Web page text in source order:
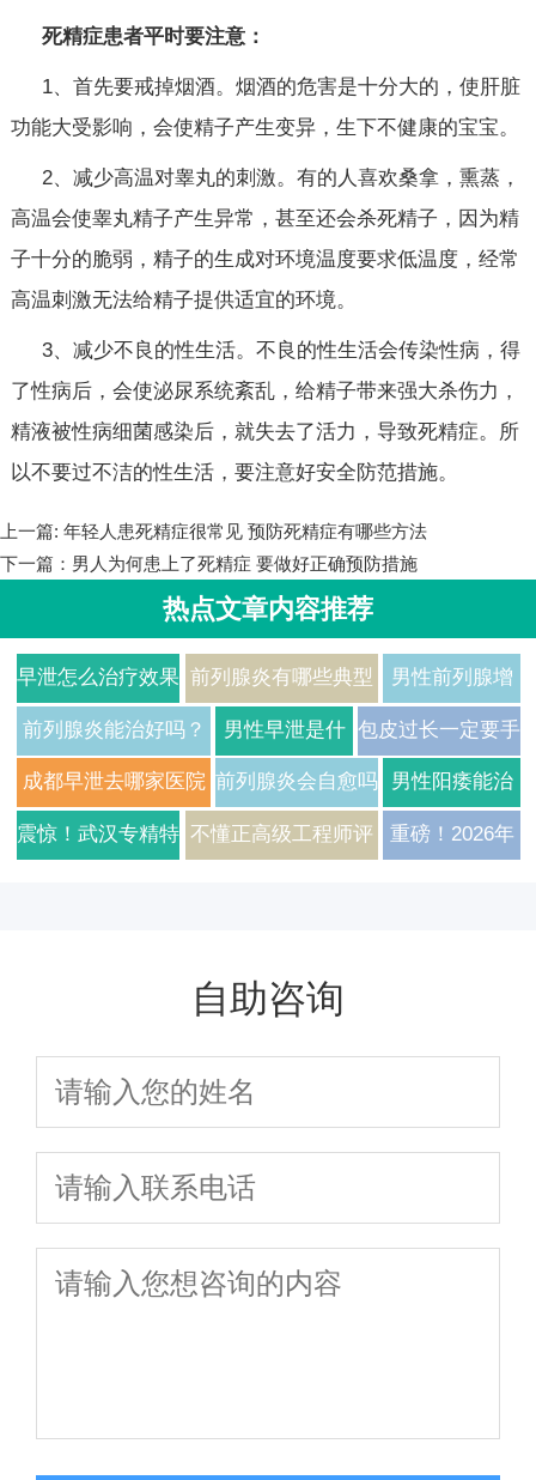
死精症患者平时要注意：
1、首先要戒掉烟酒。烟酒的危害是十分大的，使肝脏
功能大受影响，会使精子产生变异，生下不健康的宝宝。
2、减少高温对睾丸的刺激。有的人喜欢桑拿，熏蒸，
高温会使睾丸精子产生异常，甚至还会杀死精子，因为精
子十分的脆弱，精子的生成对环境温度要求低温度，经常
高温刺激无法给精子提供适宜的环境。
3、减少不良的性生活。不良的性生活会传染性病，得
了性病后，会使泌尿系统紊乱，给精子带来强大杀伤力，
精液被性病细菌感染后，就失去了活力，导致死精症。所
以不要过不洁的性生活，要注意好安全防范措施。
上一篇: 年轻人患死精症很常见 预防死精症有哪些方法
下一篇： 男人为何患上了死精症 要做好正确预防措施
热点文章内容推荐
早泄怎么治疗效果
好？2026年男科
专家解析常见病因
与科学用药方案
前列腺炎有哪些典型
症状？2026年治疗方
法与费用详解
男性前列腺增
生有哪些常见
症状及如何日
常护理
前列腺炎能治好吗？
医生告诉你真实答案
男性早泄是什
么原因引起的
如何预防
包皮过长一定要手
术吗医生给出真实
建议
成都早泄去哪家医院
治疗比较好
前列腺炎会自愈吗
需要如何治疗
男性阳痿能治
好吗需要多久
震惊！武汉专精特 不懂正高级工程师评
笈，3大核心模块一
次讲透
重磅！2026年
自助咨询